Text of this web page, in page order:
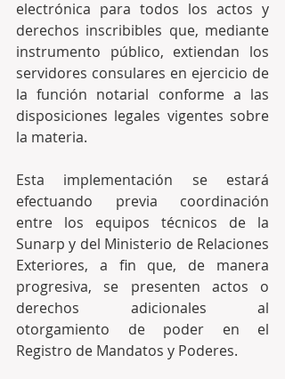
electrónica para todos los actos y
derechos inscribibles que, mediante
instrumento público, extiendan los
servidores consulares en ejercicio de
la función notarial conforme a las
disposiciones legales vigentes sobre
la materia.
Esta implementación se estará
efectuando previa coordinación
entre los equipos técnicos de la
Sunarp y del Ministerio de Relaciones
Exteriores, a fin que, de manera
progresiva, se presenten actos o
derechos adicionales al
otorgamiento de poder en el
Registro de Mandatos y Poderes.